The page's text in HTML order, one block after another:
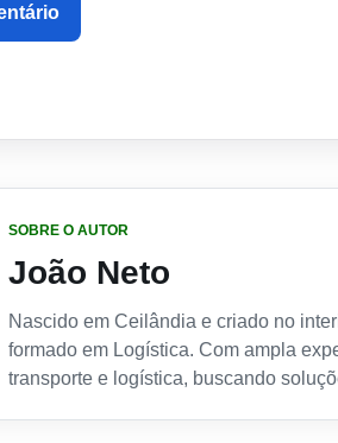
SOBRE O AUTOR
João Neto
Nascido em Ceilândia e criado no
formado em Logística. Com ampla
transporte e logística, buscando